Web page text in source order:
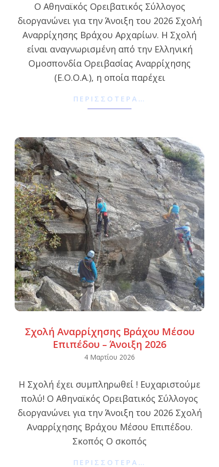
O Αθηναϊκός Ορειβατικός Σύλλογος
διοργανώνει για την Άνοιξη του 2026 Σχολή
Αναρρίχησης Βράχου Αρχαρίων. Η Σχολή
είναι αναγνωρισμένη από την Ελληνική
Ομοσπονδία Ορειβασίας Αναρρίχησης
(Ε.Ο.Ο.Α.), η οποία παρέχει
ΠΕΡΙΣΣΌΤΕΡΑ…
Σχολή Αναρρίχησης Βράχου Μέσου
Επιπέδου – Άνοιξη 2026
04
4 Μαρτίου 2026
Η Σχολή έχει συμπληρωθεί ! Ευχαριστούμε
πολύ! O Αθηναϊκός Ορειβατικός Σύλλογος
διοργανώνει για την Άνοιξη του 2026 Σχολή
Αναρρίχησης Βράχου Μέσου Επιπέδου.
Σκοπός Ο σκοπός
ΠΕΡΙΣΣΌΤΕΡΑ…